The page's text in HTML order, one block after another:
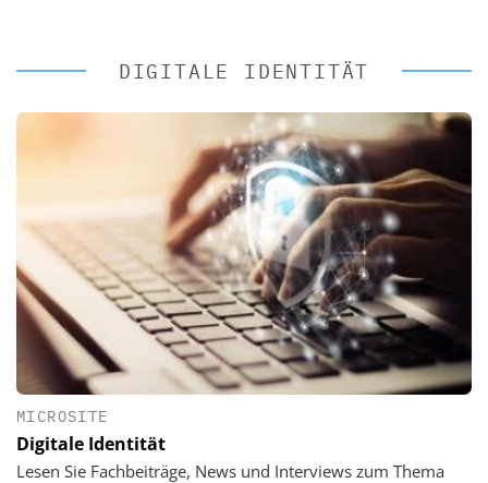
DIGITALE IDENTITÄT
MICROSITE
Digitale Identität
Lesen Sie Fachbeiträge, News und Interviews zum Thema